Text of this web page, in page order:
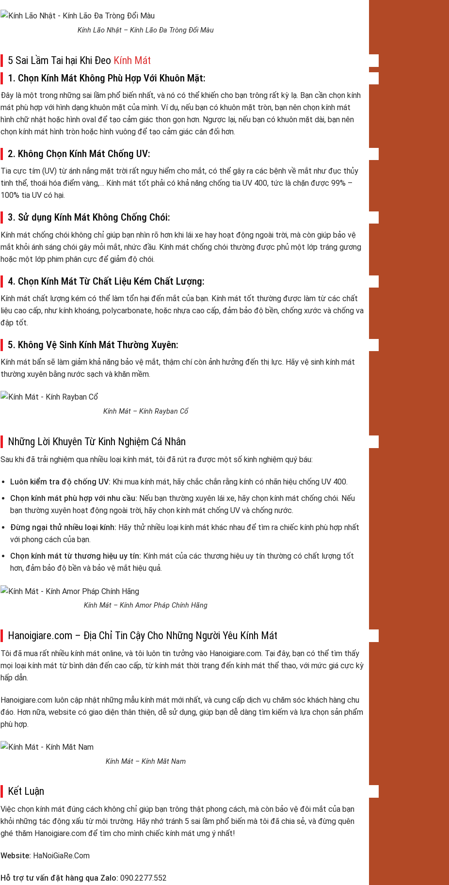
Kính Lão Nhật – Kính Lão Đa Tròng Đổi Màu
5 Sai Lầm Tai hại Khi Đeo Kính Mát
1. Chọn Kính Mát Không Phù Hợp Với Khuôn Mặt:
Đây là một trong những sai lầm phổ biến nhất, và nó có thể khiến cho bạn trông rất kỳ lạ. Bạn cần chọn kính
mát phù hợp với hình dạng khuôn mặt của mình. Ví dụ, nếu bạn có khuôn mặt tròn, bạn nên chọn kính mát
hình chữ nhật hoặc hình oval để tạo cảm giác thon gọn hơn. Ngược lại, nếu bạn có khuôn mặt dài, bạn nên
chọn kính mát hình tròn hoặc hình vuông để tạo cảm giác cân đối hơn.
2. Không Chọn Kính Mát Chống UV:
Tia cực tím (UV) từ ánh nắng mặt trời rất nguy hiểm cho mắt, có thể gây ra các bệnh về mắt như đục thủy
tinh thể, thoái hóa điểm vàng,… Kính mát tốt phải có khả năng chống tia UV 400, tức là chặn được 99% –
100% tia UV có hại.
3. Sử dụng Kính Mát Không Chống Chói:
Kính mát chống chói không chỉ giúp bạn nhìn rõ hơn khi lái xe hay hoạt động ngoài trời, mà còn giúp bảo vệ
mắt khỏi ánh sáng chói gây mỏi mắt, nhức đầu. Kính mát chống chói thường được phủ một lớp tráng gương
hoặc một lớp phim phân cực để giảm độ chói.
4. Chọn Kính Mát Từ Chất Liệu Kém Chất Lượng:
Kính mát chất lượng kém có thể làm tổn hại đến mắt của bạn. Kính mát tốt thường được làm từ các chất
liệu cao cấp, như kính khoáng, polycarbonate, hoặc nhựa cao cấp, đảm bảo độ bền, chống xước và chống va
đập tốt.
5. Không Vệ Sinh Kính Mát Thường Xuyên:
Kính mát bẩn sẽ làm giảm khả năng bảo vệ mắt, thậm chí còn ảnh hưởng đến thị lực. Hãy vệ sinh kính mát
thường xuyên bằng nước sạch và khăn mềm.
Kính Mát – Kính Rayban Cổ
Những Lời Khuyên Từ Kinh Nghiệm Cá Nhân
Sau khi đã trải nghiệm qua nhiều loại kính mát, tôi đã rút ra được một số kinh nghiệm quý báu:
Luôn kiểm tra độ chống UV: Khi mua kính mát, hãy chắc chắn rằng kính có nhãn hiệu chống UV 400.
Chọn kính mát phù hợp với nhu cầu: Nếu bạn thường xuyên lái xe, hãy chọn kính mát chống chói. Nếu
bạn thường xuyên hoạt động ngoài trời, hãy chọn kính mát chống UV và chống nước.
Đừng ngại thử nhiều loại kính: Hãy thử nhiều loại kính mát khác nhau để tìm ra chiếc kính phù hợp nhất
với phong cách của bạn.
Chọn kính mát từ thương hiệu uy tín: Kính mát của các thương hiệu uy tín thường có chất lượng tốt
hơn, đảm bảo độ bền và bảo vệ mắt hiệu quả.
Kính Mát – Kính Amor Pháp Chính Hãng
Hanoigiare.com – Địa Chỉ Tin Cậy Cho Những Người Yêu Kính Mát
Tôi đã mua rất nhiều kính mát online, và tôi luôn tin tưởng vào Hanoigiare.com. Tại đây, bạn có thể tìm thấy
mọi loại kính mát từ bình dân đến cao cấp, từ kính mát thời trang đến kính mát thể thao, với mức giá cực kỳ
hấp dẫn.
Hanoigiare.com luôn cập nhật những mẫu kính mát mới nhất, và cung cấp dịch vụ chăm sóc khách hàng chu
đáo. Hơn nữa, website có giao diện thân thiện, dễ sử dụng, giúp bạn dễ dàng tìm kiếm và lựa chọn sản phẩm
phù hợp.
Kính Mát – Kính Măt Nam
Kết Luận
Việc chọn kính mát đúng cách không chỉ giúp bạn trông thật phong cách, mà còn bảo vệ đôi mắt của bạn
khỏi những tác động xấu từ môi trường. Hãy nhớ tránh 5 sai lầm phổ biến mà tôi đã chia sẻ, và đừng quên
ghé thăm Hanoigiare.com để tìm cho mình chiếc kính mát ưng ý nhất!
Website: HaNoiGiaRe.Com
Hỗ trợ tư vấn đặt hàng qua Zalo: 090.2277.552